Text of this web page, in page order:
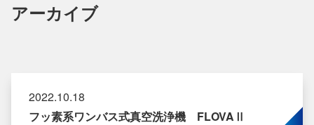
アーカイブ
2022.10.18
フッ素系ワンバス式真空洗浄機 FLOVAⅡ